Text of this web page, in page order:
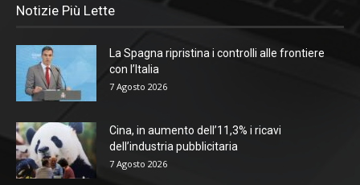
Notizie Più Lette
La Spagna ripristina i controlli alle frontiere
con l’Italia
7 Agosto 2026
Cina, in aumento dell’11,3% i ricavi
dell’industria pubblicitaria
7 Agosto 2026